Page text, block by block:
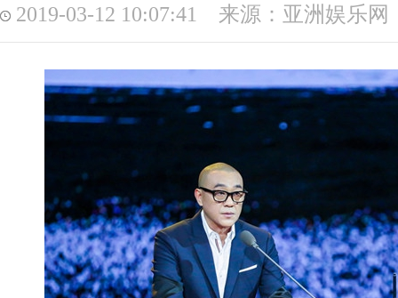
2019-03-12 10:07:41 来源：亚洲娱乐网